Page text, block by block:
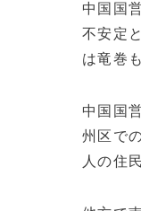
中国国
不安定
は竜巻
中国国
州区で
人の住